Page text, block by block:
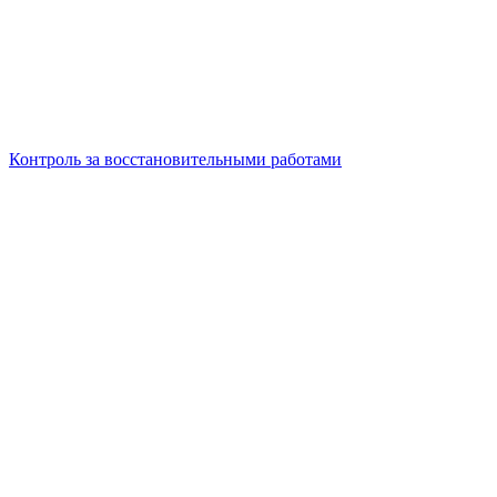
Контроль за восстановительными работами